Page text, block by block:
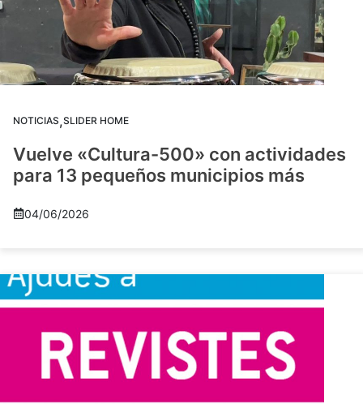
NOTICIAS,SLIDER HOME
Vuelve «Cultura-500» con actividades
para 13 pequeños municipios más
04/06/2026